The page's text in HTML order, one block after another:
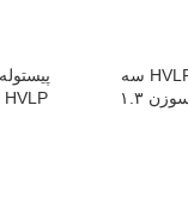
پیستوله رنگ پاش آئوریتا HVLP-MP-400 سه